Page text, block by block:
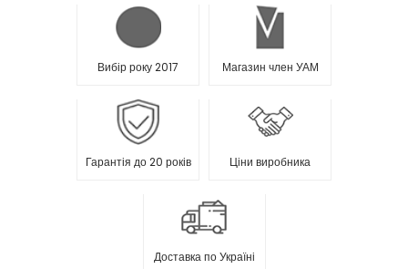
Вибір року 2017 Магазин член УАМ
Гарантія до 20 років Ціни виробника
Доставка по Україні